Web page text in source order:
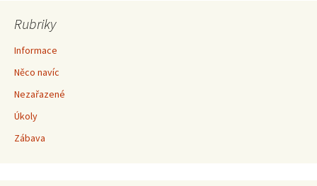
Rubriky
Informace
Něco navíc
Nezařazené
Úkoly
Zábava